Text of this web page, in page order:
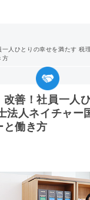
人ひとりの幸せを満たす 税
方
改善！社員一人
法人ネイチャー
と働き方